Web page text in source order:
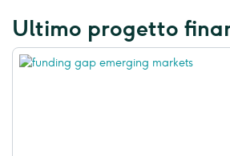
Ultimo progetto